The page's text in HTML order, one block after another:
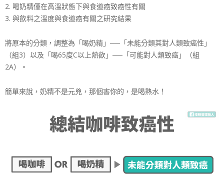
2. 喝奶精僅在高溫狀態下與食道癌致癌性有關
3. 與飲料之溫度與食道癌有關之研究結果
將原本的分類，調整為「喝奶精」──「未能分類其對人類致癌性」
（組3）以及「喝65度C以上熱飲」──「可能對人類致癌」（組
2A）。
簡單來說，奶精不是元兇，那個害你的，是喝熱水！